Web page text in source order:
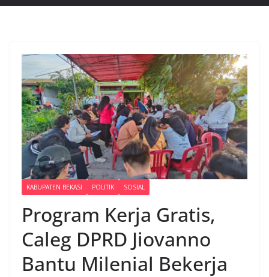
KABUPATEN BEKASI POLITIK SOSIAL
Program Kerja Gratis,
Caleg DPRD Jiovanno
Bantu Milenial Bekerja